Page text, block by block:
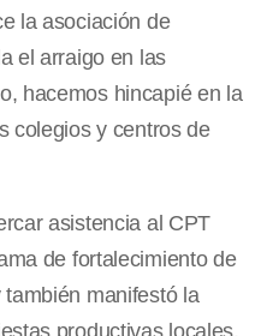
la asociación de
el arraigo en las
hacemos hincapié en la
colegios y centros de
asistencia al CPT
de fortalecimiento de
también manifestó la